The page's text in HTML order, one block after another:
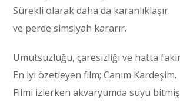
Sürekli olarak daha da karanlıklaşır.
ve perde simsiyah kararır.
Umutsuzluğu, çaresizliği ve hatta
En iyi özetleyen film; Canım Kardeşim.
Filmi izlerken akvaryumda suyu bitmiş